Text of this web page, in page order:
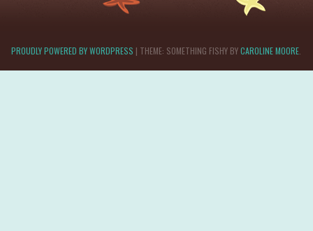
PROUDLY POWERED BY WORDPRESS | THEME: SOMETHING FISHY BYCAROLINE MOORE